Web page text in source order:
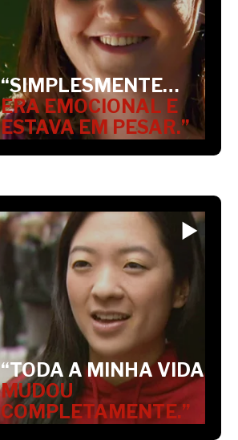
“SIMPLESMENTE…
ERA EMOCIONAL E
ESTAVA EM PESAR.”
“TODA A MINHA VIDA
MUDOU
COMPLETAMENTE.”